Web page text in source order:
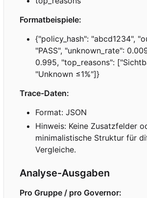
Formatbeispiele:
{"policy_hash": "abcd1234",
"PASS", "unknown_rate":
0.995, "top_reasons":
"Unknown ≤1%"]}
Trace-Daten:
Format: JSON
Hinweis: Keine Zusatzfelder
minimalistische Struktur für
Vergleiche.
Analyse-Ausgaben
Pro Gruppe / pro Governor: